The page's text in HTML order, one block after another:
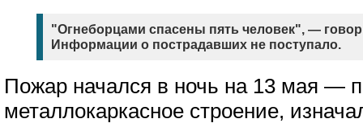
"Огнеборцами спасены пять человек", —
Информации о пострадавших не поступало.
Пожар начался в ночь на 13 мая —
металлокаркасное строение,